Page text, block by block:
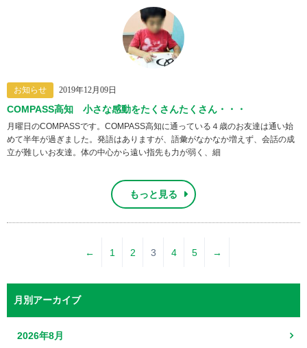
お知らせ 2019年12月09日
COMPASS高知 小さな感動をたくさんたくさん・・・
月曜日のCOMPASSです。COMPASS高知に通っている４歳のお友達は通い始
めて半年が過ぎました。発語はありますが、語彙がなかなか増えず、会話の成
立が難しいお友達。体の中心から遠い指先も力が弱く、細
もっと見る
← 1 2 3 4 5 →
月別アーカイブ
2026年8月